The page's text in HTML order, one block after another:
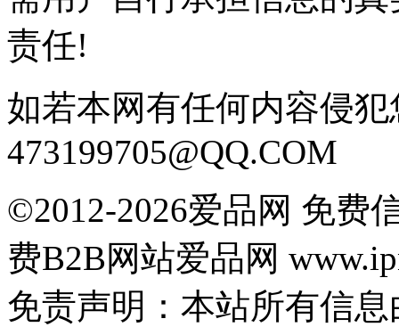
责任!
如若本网有任何内容侵
473199705@QQ.COM
©2012-2026爱品网 免费
费B2B网站爱品网
免责声明：本站所有信